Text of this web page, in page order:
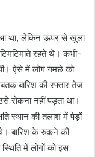
था, लेकिन ऊपर से खुला
रहते थे। कभी-
ऐसे में लोग गमछे को
बारिश की रफ्तार तेज
रोकना नहीं पड़ता था।
स्थान की तलाश में पेड़ों
बारिश के रुकने की
में लोगों को इस